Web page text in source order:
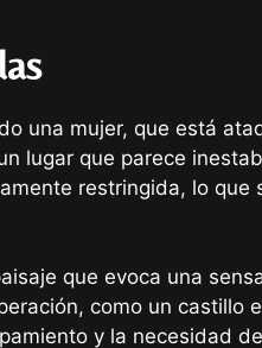
una mujer, que está
lugar que parece
restringida, lo que
que evoca una
como un castillo
y la necesidad